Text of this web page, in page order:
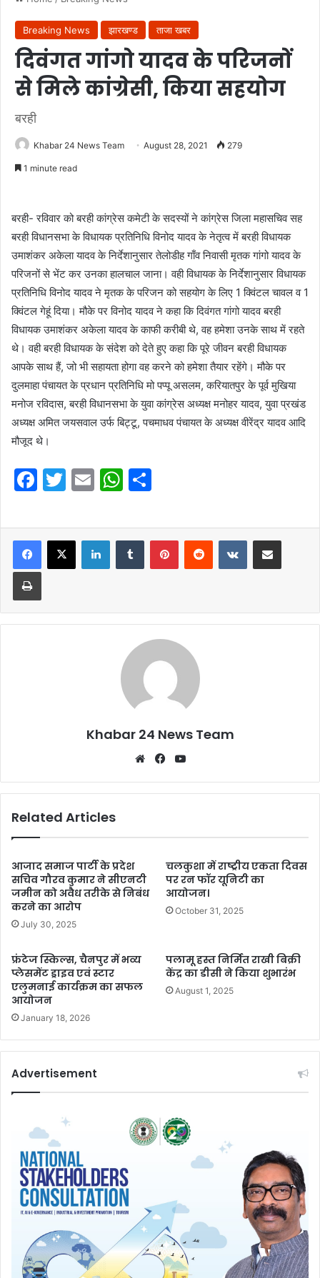
Breaking News झारखण्ड ताजा खबर
दिवंगत गांगो यादव के परिजनों
से मिले कांग्रेसी, किया सहयोग
बरही
Khabar 24 News Team August 28, 2021 279
1 minute read
बरही- रविवार को बरही कांग्रेस कमेटी के सदस्यों ने कांग्रेस जिला महासचिव सह
बरही विधानसभा के विधायक प्रतिनिधि विनोद यादव के नेतृत्व में बरही विधायक
उमाशंकर अकेला यादव के निर्देशानुसार तेलोडीह गाँव निवासी मृतक गांगो यादव के
परिजनों से भेंट कर उनका हालचाल जाना। वही विधायक के निर्देशानुसार विधायक
प्रतिनिधि विनोद यादव ने मृतक के परिजन को सहयोग के लिए 1 क्विंटल चावल व 1
क्विंटल गेहूं दिया। मौके पर विनोद यादव ने कहा कि दिवंगत गांगो यादव बरही
विधायक उमाशंकर अकेला यादव के काफी करीबी थे, वह हमेशा उनके साथ में रहते
थे। वही बरही विधायक के संदेश को देते हुए कहा कि पूरे जीवन बरही विधायक
आपके साथ हैं, जो भी सहायता होगा वह करने को हमेशा तैयार रहेंगे। मौके पर
दुलमाहा पंचायत के प्रधान प्रतिनिधि मो पप्पू असलम, करियातपुर के पूर्व मुखिया
मनोज रविदास, बरही विधानसभा के युवा कांग्रेस अध्यक्ष मनोहर यादव, युवा प्रखंड
अध्यक्ष अमित जयसवाल उर्फ बिट्टू, पचमाधव पंचायत के अध्यक्ष वीरेंद्र यादव आदि
मौजूद थे।
F
c
e
b
o
o
T
itt
er
E
ai
l
W
at
s
A
p
ar
e
LinkedInTumblr PinterestReddit VKontakteShare via Email
Print
Khabar 24 News Team
WebsiteFacebook
Related Articles
आजाद समाज पार्टी के प्रदेश
सचिव गौरव कुमार ने सीएनटी
जमीन को अवैध तरीके से निबंध
करने का आरोप
July 30, 2025
चलकुशा में राष्ट्रीय एकता दिवस
पर रन फॉर यूनिटी का
आयोजन।
October 31, 2025
फ्रंटेज स्किल्स, चैनपुर में भव्य
प्लेसमेंट ड्राइव एवं स्टार
एलुमनाई कार्यक्रम का सफल
आयोजन
January 18, 2026
पलामू हस्त निर्मित राखी बिक्री
केंद्र का डीसी ने किया शुभारंभ
August 1, 2025
Advertisement